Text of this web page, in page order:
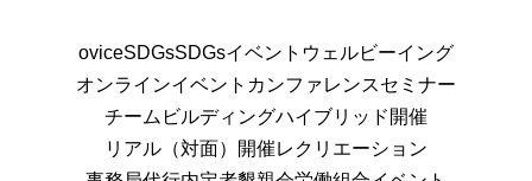
oviceSDGsSDGsイベント ウェルビーイング
オンラインイベント カンファレンスセミナー
チームビルディングハイブリッド開催
リアル（対面）開催レクリエーション